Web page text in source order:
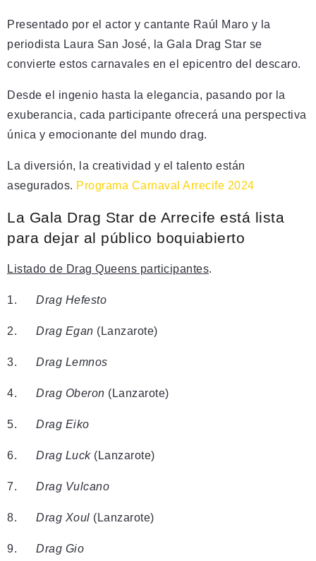
Presentado por el actor y cantante Raúl Maro y la
periodista Laura San José, la Gala Drag Star se
convierte estos carnavales en el epicentro del descaro.
Desde el ingenio hasta la elegancia, pasando por la
exuberancia, cada participante ofrecerá una perspectiva
única y emocionante del mundo drag.
La diversión, la creatividad y el talento están
asegurados. Programa Carnaval Arrecife 2024
La Gala Drag Star de Arrecife está lista
para dejar al público boquiabierto
Listado de Drag Queens participantes.
1. Drag Hefesto
2. Drag Egan (Lanzarote)
3. Drag Lemnos
4. Drag Oberon (Lanzarote)
5. Drag Eiko
6. Drag Luck(Lanzarote)
7. Drag Vulcano
8. Drag Xoul (Lanzarote)
9. Drag Gio